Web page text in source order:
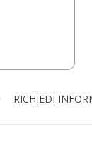
RICHIEDI